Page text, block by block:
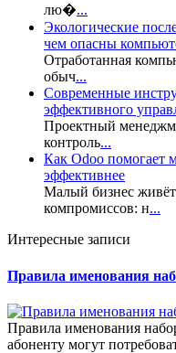
лю�...
Экологические
чем опасны
Отработанная
обыч...
Современные
эффективного
Проектный
контроль...
Как Odoo помогает
эффективнее
Малый бизнес
компромиссов: н...
Интересные записи
Правила именования
Правила именования
абоненту могут